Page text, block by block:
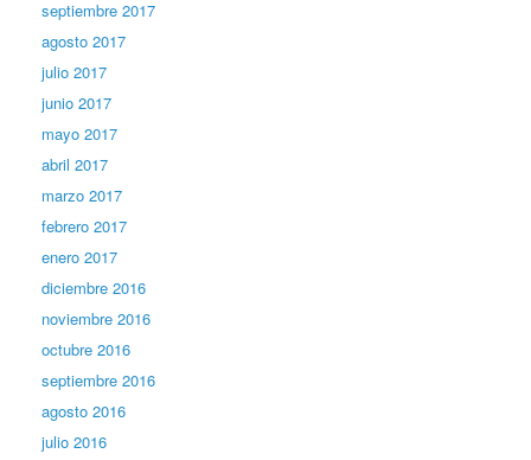
septiembre 2017
agosto 2017
julio 2017
junio 2017
mayo 2017
abril 2017
marzo 2017
febrero 2017
enero 2017
diciembre 2016
noviembre 2016
octubre 2016
septiembre 2016
agosto 2016
julio 2016